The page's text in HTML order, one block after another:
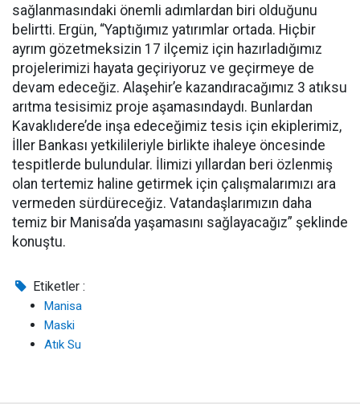
sağlanmasındaki önemli adımlardan biri olduğunu
belirtti. Ergün, “Yaptığımız yatırımlar ortada. Hiçbir
ayrım gözetmeksizin 17 ilçemiz için hazırladığımız
projelerimizi hayata geçiriyoruz ve geçirmeye de
devam edeceğiz. Alaşehir’e kazandıracağımız 3 atıksu
arıtma tesisimiz proje aşamasındaydı. Bunlardan
Kavaklıdere’de inşa edeceğimiz tesis için ekiplerimiz,
İller Bankası yetkilileriyle birlikte ihaleye öncesinde
tespitlerde bulundular. İlimizi yıllardan beri özlenmiş
olan tertemiz haline getirmek için çalışmalarımızı ara
vermeden sürdüreceğiz. Vatandaşlarımızın daha
temiz bir Manisa’da yaşamasını sağlayacağız” şeklinde
konuştu.
Etiketler :
Manisa
Maski
Atık Su